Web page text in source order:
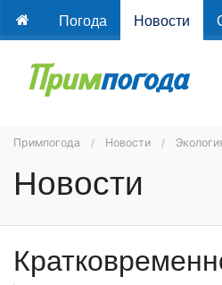
Погода Новости
Примпогода Новости
Новости